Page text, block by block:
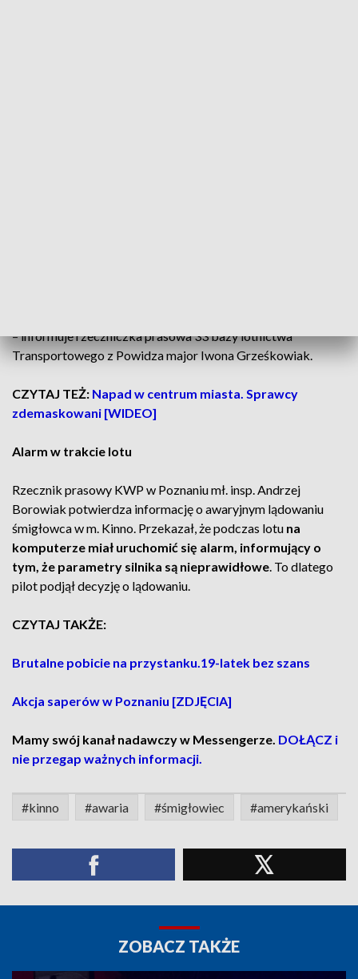
–informuje rzeczniczka prasowa 33 bazy lotnictwa
Transportowego z Powidza major Iwona Grześkowiak.
CZYTAJ TEŻ: Napad w centrum miasta. Sprawcy
zdemaskowani [WIDEO]
Alarm w trakcie lotu
Rzecznik prasowy KWP w Poznaniu mł. insp. Andrzej
Borowiak potwierdza informację o awaryjnym lądowaniu
śmigłowca w m. Kinno. Przekazał, że podczas lotu na
komputerze miał uruchomić się alarm, informujący o
tym, że parametry silnika są nieprawidłowe. To dlatego
pilot podjął decyzję o lądowaniu.
CZYTAJ TAKŻE:
Brutalne pobicie na przystanku.19-latek bez szans
Akcja saperów w Poznaniu [ZDJĘCIA]
Mamy swój kanał nadawczy w Messengerze. DOŁĄCZ i
nie przegap ważnych informacji.
#kinno #awaria #śmigłowiec #amerykański
ZOBACZ TAKŻE